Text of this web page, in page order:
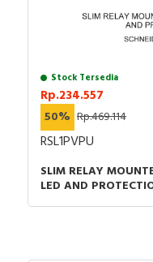
Stock Tersedia
Rp.234.557
50% Rp.469.114
RSL1PVPU
SLIM RELAY
LED AND